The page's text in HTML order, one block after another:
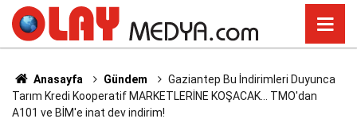
Anasayfa Gündem
Gaziantep Bu İndirimleri Duyunca
Tarım Kredi Kooperatif MARKETLERİNE KOŞACAK... TMO'dan
A101 ve BİM'e inat dev indirim!